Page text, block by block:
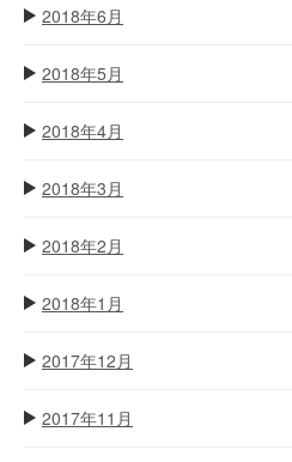
2018年6月
2018年5月
2018年4月
2018年3月
2018年2月
2018年1月
2017年12月
2017年11月